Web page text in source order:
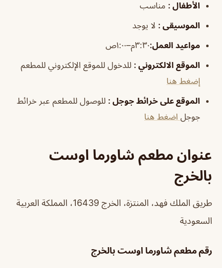
الأطفال : مناسب
الموسيقى : لا يوجد
مواعيد العمل:٣:٣٠م–١:٠٠ص
الموقع الالكتروني : للدخول للموقع الإلكتروني للمطعم
إضغط هنا
الموقع على خرائط جوجل : للوصول للمطعم عبر خرائط
جوجل اضغط هنا
عنوان مطعم شاورما اوست
بالخرج
طريق الملك فهد، المنتزة، الخرج 16439، المملكة العربية
السعودية
رقم مطعم شاورما اوست بالخرج